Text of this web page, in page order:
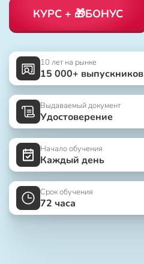
КУРС + 🎁БОНУС
10 лет на рынке
15 000+ выпускников
Выдаваемый документ
Удостоверение
Начало обучения
Каждый день
Срок обучения
72 часа